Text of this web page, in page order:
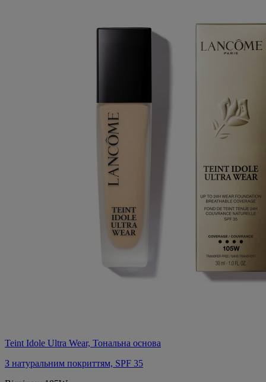
Teint Idole Ultra Wear, Тональна основа
З натуральним покриттям, SPF 35